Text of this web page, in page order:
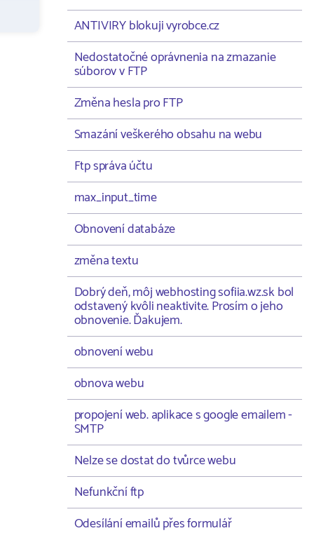
ANTIVIRY blokuji vyrobce.cz
Nedostatočné oprávnenia na zmazanie
súborov v FTP
Změna hesla pro FTP
Smazání veškerého obsahu na webu
Ftp správa účtu
max_input_time
Obnovení databáze
změna textu
Dobrý deň, môj webhosting sofiia.wz.sk bol
odstavený kvôli neaktivite. Prosím o jeho
obnovenie. Ďakujem.
obnovení webu
obnova webu
propojení web. aplikace s google emailem -
SMTP
Nelze se dostat do tvůrce webu
Nefunkční ftp
Odesílání emailů přes formulář